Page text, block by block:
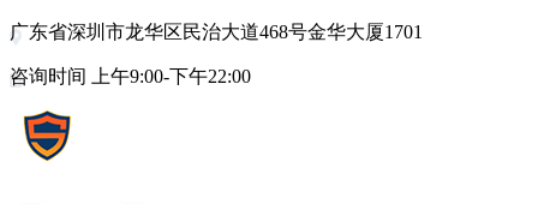
广东省深圳市龙华区民治大道468号金华大厦1701
咨询时间 上午9:00-下午22:00